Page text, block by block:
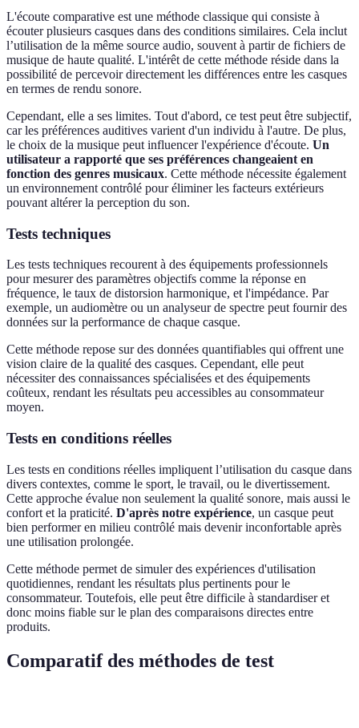
L'écoute comparative est une méthode classique qui consiste à
écouter plusieurs casques dans des conditions similaires. Cela inclut
l’utilisation de la même source audio, souvent à partir de fichiers de
musique de haute qualité. L'intérêt de cette méthode réside dans la
possibilité de percevoir directement les différences entre les casques
en termes de rendu sonore.
Cependant, elle a ses limites. Tout d'abord, ce test peut être subjectif,
car les préférences auditives varient d'un individu à l'autre. De plus,
le choix de la musique peut influencer l'expérience d'écoute. Un
utilisateur a rapporté que ses préférences changeaient en
fonction des genres musicaux. Cette méthode nécessite également
un environnement contrôlé pour éliminer les facteurs extérieurs
pouvant altérer la perception du son.
Tests techniques
Les tests techniques recourent à des équipements professionnels
pour mesurer des paramètres objectifs comme la réponse en
fréquence, le taux de distorsion harmonique, et l'impédance. Par
exemple, un audiomètre ou un analyseur de spectre peut fournir des
données sur la performance de chaque casque.
Cette méthode repose sur des données quantifiables qui offrent une
vision claire de la qualité des casques. Cependant, elle peut
nécessiter des connaissances spécialisées et des équipements
coûteux, rendant les résultats peu accessibles au consommateur
moyen.
Tests en conditions réelles
Les tests en conditions réelles impliquent l’utilisation du casque dans
divers contextes, comme le sport, le travail, ou le divertissement.
Cette approche évalue non seulement la qualité sonore, mais aussi le
confort et la praticité. D'après notre expérience, un casque peut
bien performer en milieu contrôlé mais devenir inconfortable après
une utilisation prolongée.
Cette méthode permet de simuler des expériences d'utilisation
quotidiennes, rendant les résultats plus pertinents pour le
consommateur. Toutefois, elle peut être difficile à standardiser et
donc moins fiable sur le plan des comparaisons directes entre
produits.
Comparatif des méthodes de test